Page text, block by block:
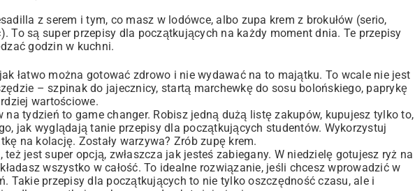
z serem i tym, co masz w lodówce, albo zupa krem z brokułów (serio,
To są super przepisy dla początkujących na każdy moment dnia. Te przepisy
godzin w kuchni.
łatwo można gotować zdrowo i nie wydawać na to majątku. To wcale nie jest
– szpinak do jajecznicy, startą marchewkę do sosu bolońskiego, paprykę
wartościowe.
tydzień to game changer. Robisz jedną dużą listę zakupów, kupujesz tylko to,
jak wyglądają tanie przepisy dla początkujących studentów. Wykorzystuj
na kolację. Zostały warzywa? Zrób zupę krem.
jest super opcją, zwłaszcza jak jesteś zabiegany. W niedzielę gotujesz ryż na
wszystko w całość. To idealne rozwiązanie, jeśli chcesz wprowadzić w
Takie przepisy dla początkujących to nie tylko oszczędność czasu, ale i